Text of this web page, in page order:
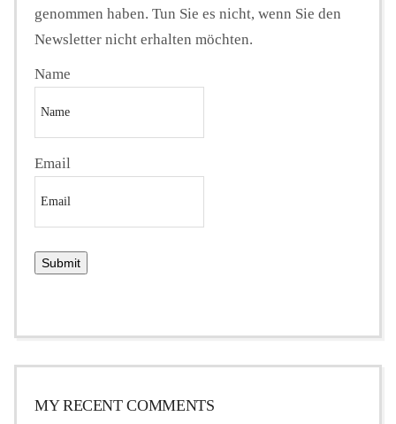
genommen haben. Tun Sie es nicht, wenn Sie den
Newsletter nicht erhalten möchten.
Name
Email
MY RECENT COMMENTS